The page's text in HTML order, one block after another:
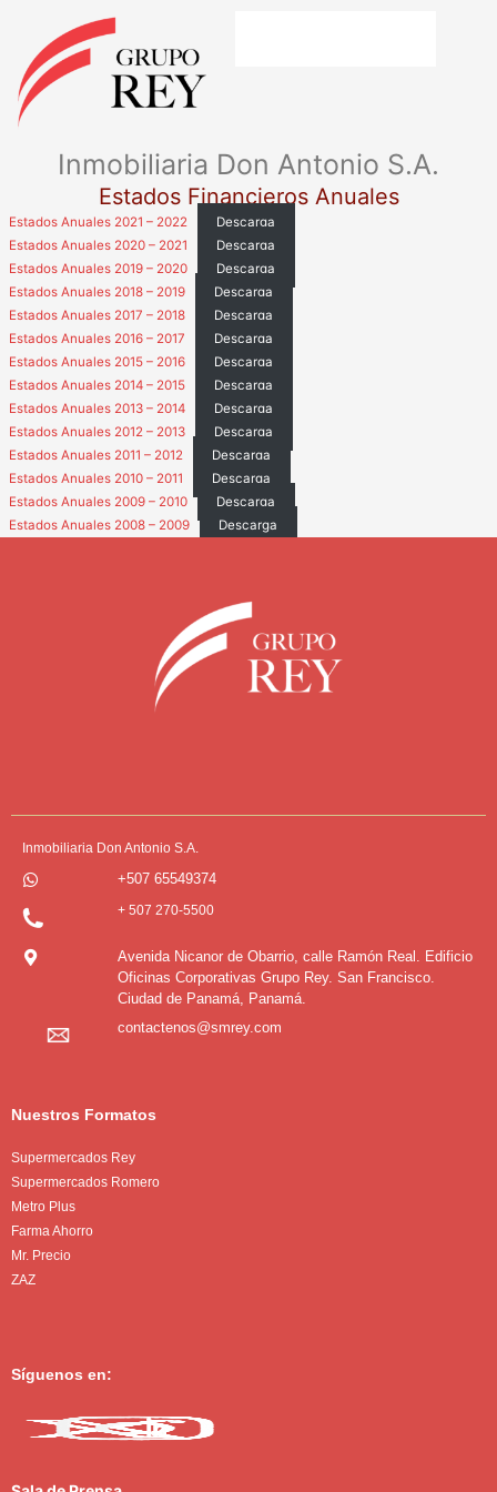
contenido
Inmobiliaria Don Antonio S.A.
Estados Financieros Anuales
Estados Anuales 2021 – 2022
Descarga
Estados Anuales 2020 – 2021
Descarga
Estados Anuales 2019 – 2020
Descarga
Estados Anuales 2018 – 2019
Descarga
Estados Anuales 2017 – 2018
Descarga
Estados Anuales 2016 – 2017
Descarga
Estados Anuales 2015 – 2016
Descarga
Estados Anuales 2014 – 2015
Descarga
Estados Anuales 2013 – 2014
Descarga
Estados Anuales 2012 – 2013
Descarga
Estados Anuales 2011 – 2012
Descarga
Estados Anuales 2010 – 2011
Descarga
Estados Anuales 2009 – 2010
Descarga
Estados Anuales 2008 – 2009
Descarga
Inmobiliaria Don Antonio S.A.
+507 65549374
+ 507 270-5500
Avenida Nicanor de Obarrio, calle Ramón Real. Edificio
Oficinas Corporativas Grupo Rey. San Francisco.
Ciudad de Panamá, Panamá.
contactenos@smrey.com
Nuestros Formatos
Supermercados Rey
Supermercados Romero
Metro Plus
Farma Ahorro
Mr. Precio
ZAZ
Síguenos en: